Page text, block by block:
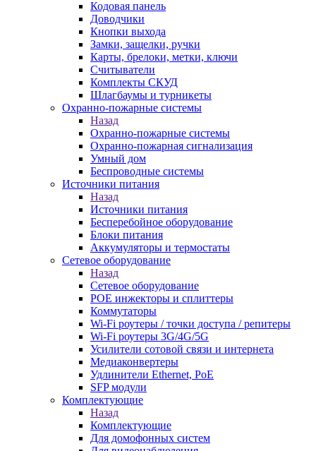
Кодовая панель
Доводчики
Кнопки выхода
Замки, защелки, ручки
Карты, брелоки, метки, ключи
Считыватели
Комплекты СКУД
Шлагбаумы и турникеты
Охранно-пожарные системы
Назад
Охранно-пожарные системы
Охранно-пожарная сигнализация
Умный дом
Беспроводные системы
Источники питания
Назад
Источники питания
Бесперебойное оборудование
Блоки питания
Аккумуляторы и термостаты
Сетевое оборудование
Назад
Сетевое оборудование
POE инжекторы и сплиттеры
Коммутаторы
Wi-Fi роутеры / точки доступа / репитеры
Wi-Fi роутеры 3G/4G/5G
Усилители сотовой связи и интернета
Медиаконвертеры
Удлинители Ethernet, PoE
SFP модули
Комплектующие
Назад
Комплектующие
Для домофонных систем